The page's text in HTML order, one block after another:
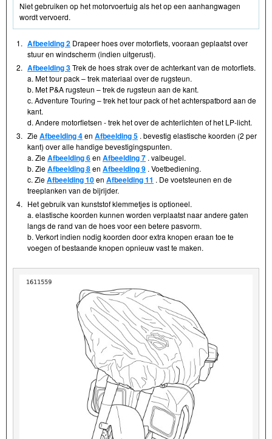
Niet gebruiken op het motorvoertuig als het op een aanhangwagen
wordt vervoerd.
1. Afbeelding 2 Drapeer hoes over motorfiets, vooraan geplaatst over
stuur en windscherm (indien uitgerust).
2. Afbeelding 3Trek de hoes strak over de achterkant van de motorfiets.
a. Met tour pack – trek materiaal over de rugsteun.
b. Met P&A rugsteun – trek de rugsteun aan de kant.
c. Adventure Touring – trek het tour pack of het achterspatbord aan de
kant.
d. Andere motorfietsen - trek het over de achterlichten of het LP-licht.
3. ZieAfbeelding 4en Afbeelding 5 . bevestig elastische koorden (2 per
kant) over alle handige bevestigingspunten.
a. ZieAfbeelding 6en Afbeelding 7 . valbeugel.
b. ZieAfbeelding 8en Afbeelding 9 . Voetbediening.
c. ZieAfbeelding 10en Afbeelding 11 . De voetsteunen en de
treeplanken van de bijrijder.
4. Het gebruik van kunststof klemmetjes is optioneel.
a. elastische koorden kunnen worden verplaatst naar andere gaten
langs de rand van de hoes voor een betere pasvorm.
b. Verkort indien nodig koorden door extra knopen eraan toe te
voegen of bestaande knopen opnieuw vast te maken.